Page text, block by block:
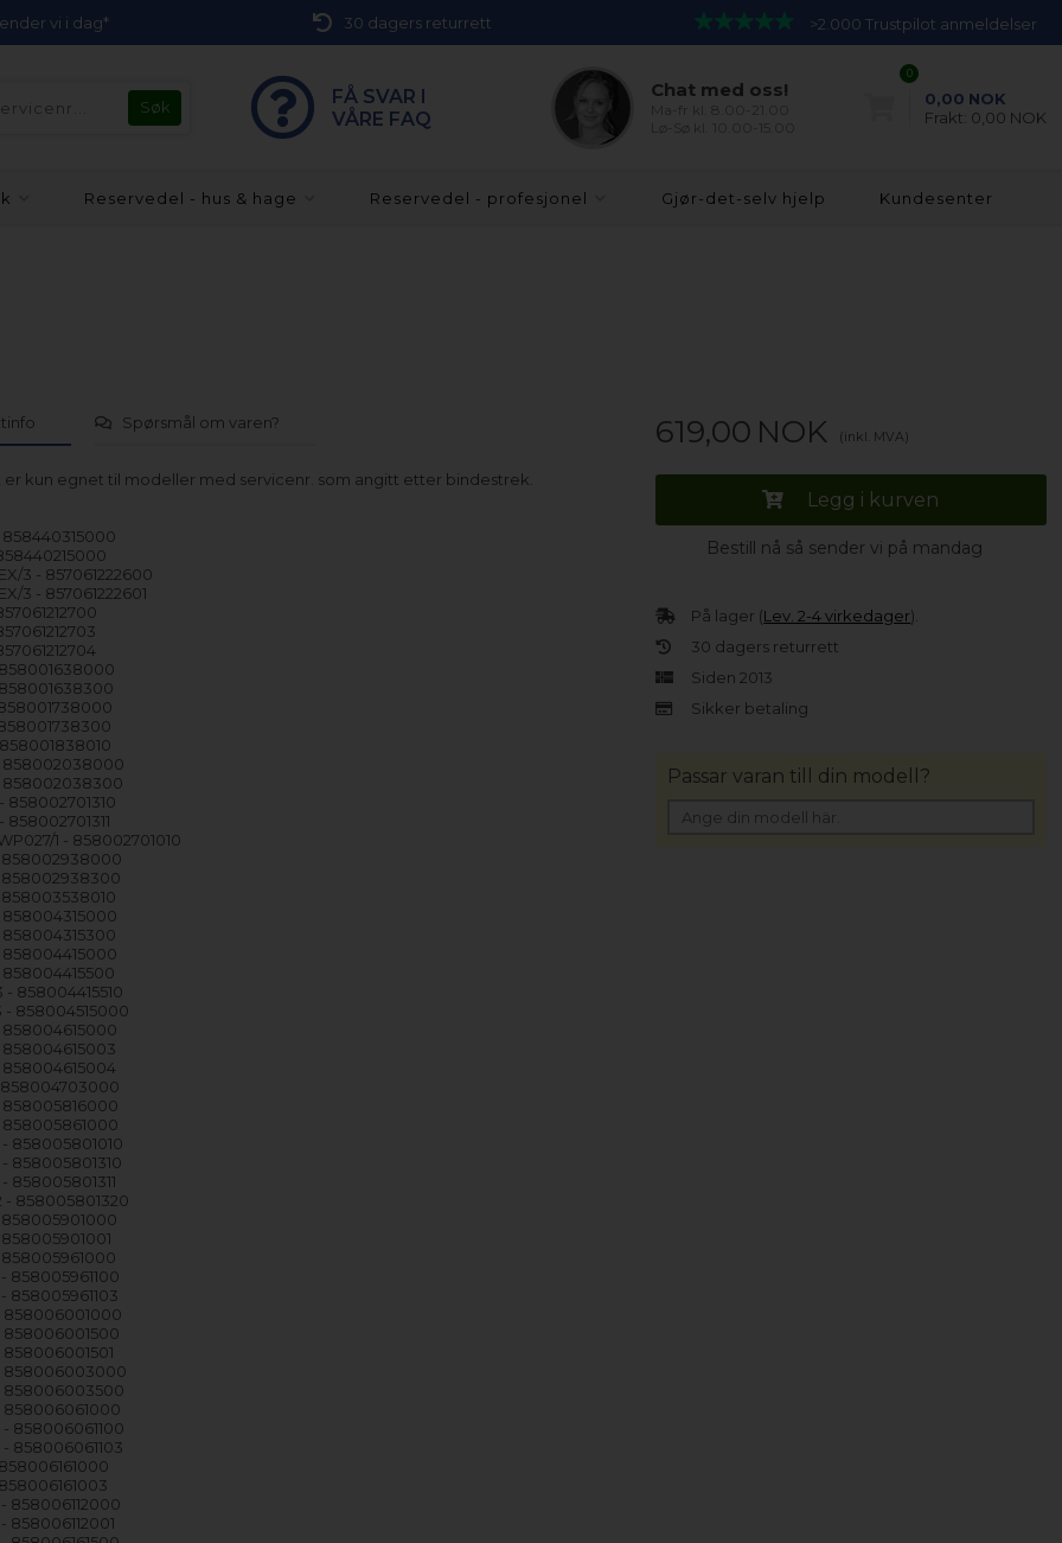
vi i dag* 30 dagers returrett >2.000 Trustpilot anmeldelser
FÅ SVAR I
VÅRE FAQ
Chat med oss!
0
0,00 NOK
Frakt: 0,00 NOK
Reservedel - hus & hage Reservedel - profesjonel Gjør-det-selv hjelp Kundesenter
Spørsmål om varen?
kun egnet til modeller med servicenr. som angitt etter bindestrek.
3 - 857061222600
3 - 857061222601
858002038000
858002038300
858002701310
858002701311
1 - 858002701010
858002938000
858002938300
858004415510
- 858004515000
858004703000
858005801010
858005801310
858005801311
- 858005801320
858005961100
858005961103
858006001000
858006001500
858006003000
858006003500
858006061000
- 858006061100
858006061103
858006112000
858006112001
619,00 NOK (inkl. MVA)
Legg i kurven
Bestill nå så sender vi på mandag
På lager (Lev. 2-4 virkedager).
30 dagers returrett
Siden 2013
Sikker betaling
Passar varan till din modell?